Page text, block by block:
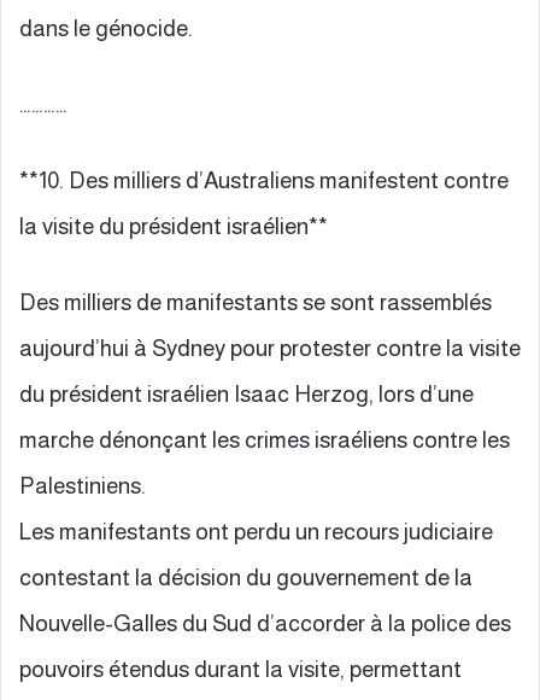
dans le génocide.
…………
**10. Des milliers d’Australiens manifestent contre
la visite du président israélien**
Des milliers de manifestants se sont rassemblés
aujourd’hui à Sydney pour protester contre la visite
du président israélien Isaac Herzog, lors d’une
marche dénonçant les crimes israéliens contre les
Palestiniens.
Les manifestants ont perdu un recours judiciaire
contestant la décision du gouvernement de la
Nouvelle-Galles du Sud d’accorder à la police des
pouvoirs étendus durant la visite, permettant